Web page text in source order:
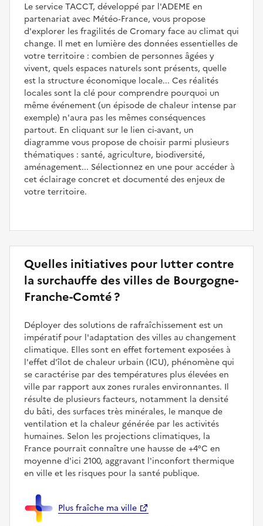
Le service TACCT, développé par l'ADEME en
partenariat avec Météo‑France, vous propose
d'explorer les fragilités de Cromary face au climat qui
change. Il met en lumière des données essentielles de
votre territoire : combien de personnes âgées y
vivent, quels espaces naturels sont présents, quelle
est la structure économique locale... Ces réalités
locales sont la clé pour comprendre pourquoi un
même événement (un épisode de chaleur intense par
exemple) n'aura pas les mêmes conséquences
partout. En cliquant sur le lien ci-avant, un
diagramme vous propose de choisir parmi plusieurs
thématiques : santé, agriculture, biodiversité,
aménagement... Sélectionnez en une pour accéder à
cet éclairage concret et documenté des enjeux de
votre territoire.
Quelles initiatives pour lutter contre
la surchauffe des villes de Bourgogne-
Franche-Comté ?
Déployer des solutions de rafraîchissement est un
impératif pour l'adaptation des villes au changement
climatique. Elles sont en effet fortement exposées à
l'effet d'îlot de chaleur urbain (ICU), phénomène qui
se caractérise par des températures plus élevées en
ville par rapport aux zones rurales environnantes. Il
résulte de plusieurs facteurs, notamment la densité
du bâti, des surfaces très minérales, le manque de
ventilation et la chaleur générée par les activités
humaines. Selon les projections climatiques, la
France pourrait connaître une hausse de +4°C en
moyenne d'ici 2100, aggravant l'inconfort thermique
en ville et les risques pour la santé publique.
Plus fraîche ma ville